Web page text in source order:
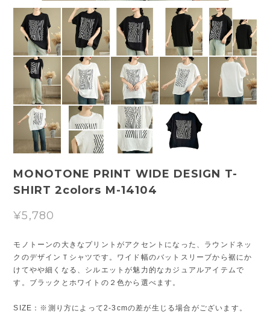
MONOTONE PRINT WIDE DESIGN T-
SHIRT 2colors M-14104
¥5,780
モノトーンの大きなプリントがアクセントになった、ラウンドネッ
クのデザインＴシャツです。ワイド幅のバットスリーブから裾にか
けてやや細くなる、シルエットが魅力的なカジュアルアイテムで
す。ブラックとホワイトの２色から選べます。
SIZE：※測り方によって2-3cmの差が生じる場合がございます。